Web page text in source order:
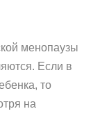
менопаузы
Если в
то
на